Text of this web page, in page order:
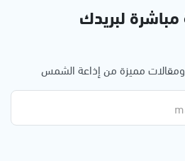
لبريدك
ومقالات مميزة من إذاعة الشمس